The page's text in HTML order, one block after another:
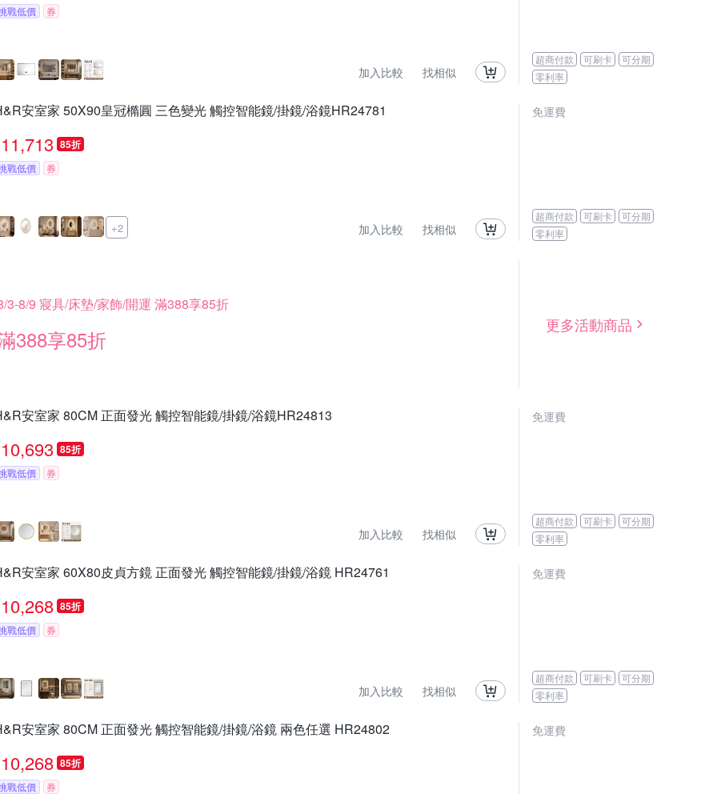
戰低價 券
加入比較 找相似
超商付款 可刷卡
可分期
零利率
安室家 50X90皇冠橢圓 三色變光 觸控智能鏡/掛鏡/浴鏡HR24781
11,713 85折
戰低價 券
+2 加入比較 找相似
免運費
超商付款 可刷卡
可分期
零利率
3-8/9 寢具/床墊/家飾/開運 滿388享85折
388享85折
更多活動商品
安室家 80CM 正面發光 觸控智能鏡/掛鏡/浴鏡HR24813
10,693 85折
戰低價 券
加入比較 找相似
免運費
超商付款 可刷卡
可分期
零利率
安室家 60X80皮貞方鏡 正面發光 觸控智能鏡/掛鏡/浴鏡 HR24761
10,268 85折
戰低價 券
加入比較 找相似
免運費
超商付款 可刷卡
可分期
零利率
安室家 80CM 正面發光 觸控智能鏡/掛鏡/浴鏡 兩色任選 HR24802
10,268 85折
戰低價 券
免運費